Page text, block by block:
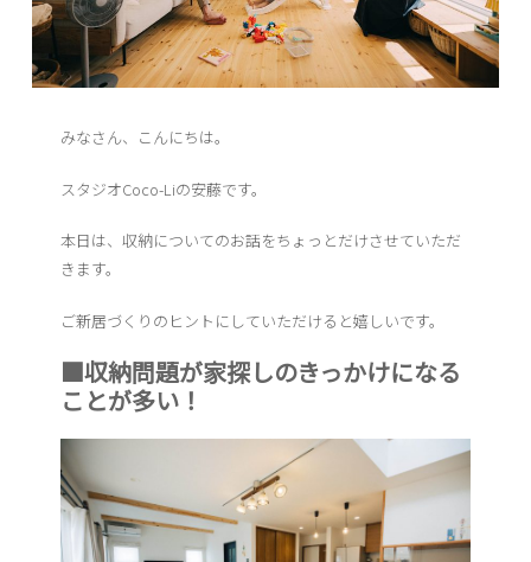
みなさん、こんにちは。
スタジオCoco-Liの安藤です。
本日は、収納についてのお話をちょっとだけさせていただ
きます。
ご新居づくりのヒントにしていただけると嬉しいです。
■収納問題が家探しのきっかけになる
ことが多い！